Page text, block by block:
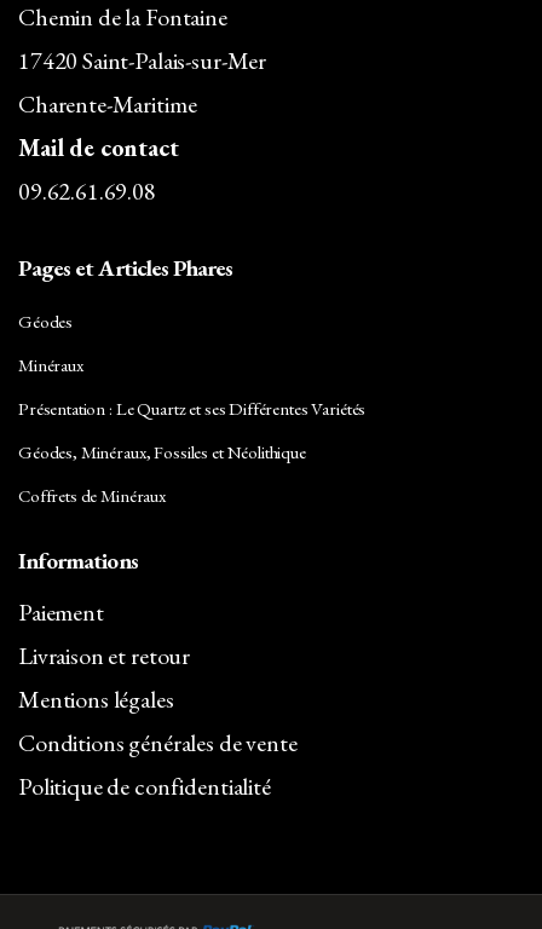
Chemin de la Fontaine
17420 Saint-Palais-sur-Mer
Charente-Maritime
Mail de contact
09.62.61.69.08
Pages et Articles Phares
Géodes
Minéraux
Présentation : Le Quartz et ses Différentes Variétés
Géodes, Minéraux, Fossiles et Néolithique
Coffrets de Minéraux
Informations
Paiement
Livraison et retour
Mentions légales
Conditions générales de vente
Politique de confidentialité